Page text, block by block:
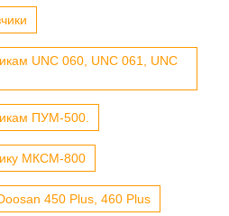
UNC 060, UNC 061, UNC
ПУМ-500.
МКСМ-800
450 Plus, 460 Plus